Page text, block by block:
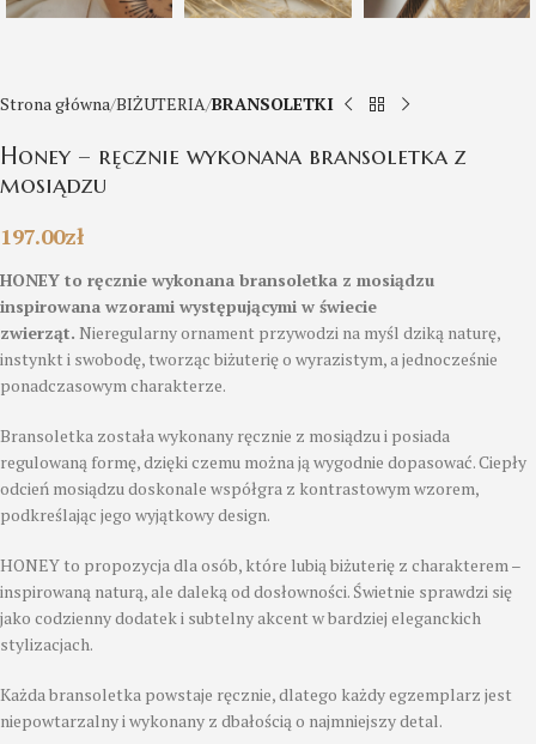
Strona główna BIŻUTERIA BRANSOLETKI
Honey – ręcznie wykonana bransoletka z
mosiądzu
197.00zł
HONEY to ręcznie wykonana bransoletka z mosiądzu
inspirowana wzorami występującymi w świecie
zwierząt. Nieregularny ornament przywodzi na myśl dziką naturę,
instynkt i swobodę, tworząc biżuterię o wyrazistym, a jednocześnie
ponadczasowym charakterze.
Bransoletka została wykonany ręcznie z mosiądzu i posiada
regulowaną formę, dzięki czemu można ją wygodnie dopasować. Ciepły
odcień mosiądzu doskonale współgra z kontrastowym wzorem,
podkreślając jego wyjątkowy design.
HONEY to propozycja dla osób, które lubią biżuterię z charakterem –
inspirowaną naturą, ale daleką od dosłowności. Świetnie sprawdzi się
jako codzienny dodatek i subtelny akcent w bardziej eleganckich
stylizacjach.
Każda bransoletka powstaje ręcznie, dlatego każdy egzemplarz jest
niepowtarzalny i wykonany z dbałością o najmniejszy detal.